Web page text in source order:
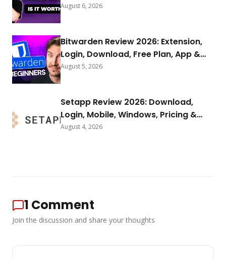
August 6, 2026
Bitwarden Review 2026: Extension,
Login, Download, Free Plan, App &
FAQs
August 5, 2026
Setapp Review 2026: Download,
Login, Mobile, Windows, Pricing &
FAQs
August 4, 2026
1 Comment
Join the discussion and share your thoughts